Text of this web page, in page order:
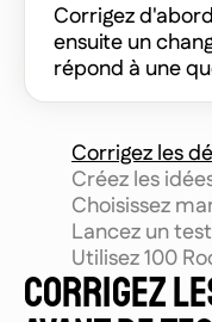
Corrigez
ensuite un
répond à une
Corrigez les
Créez les
Choisissez
Lancez un
Utilisez 100
CORRIGEZ